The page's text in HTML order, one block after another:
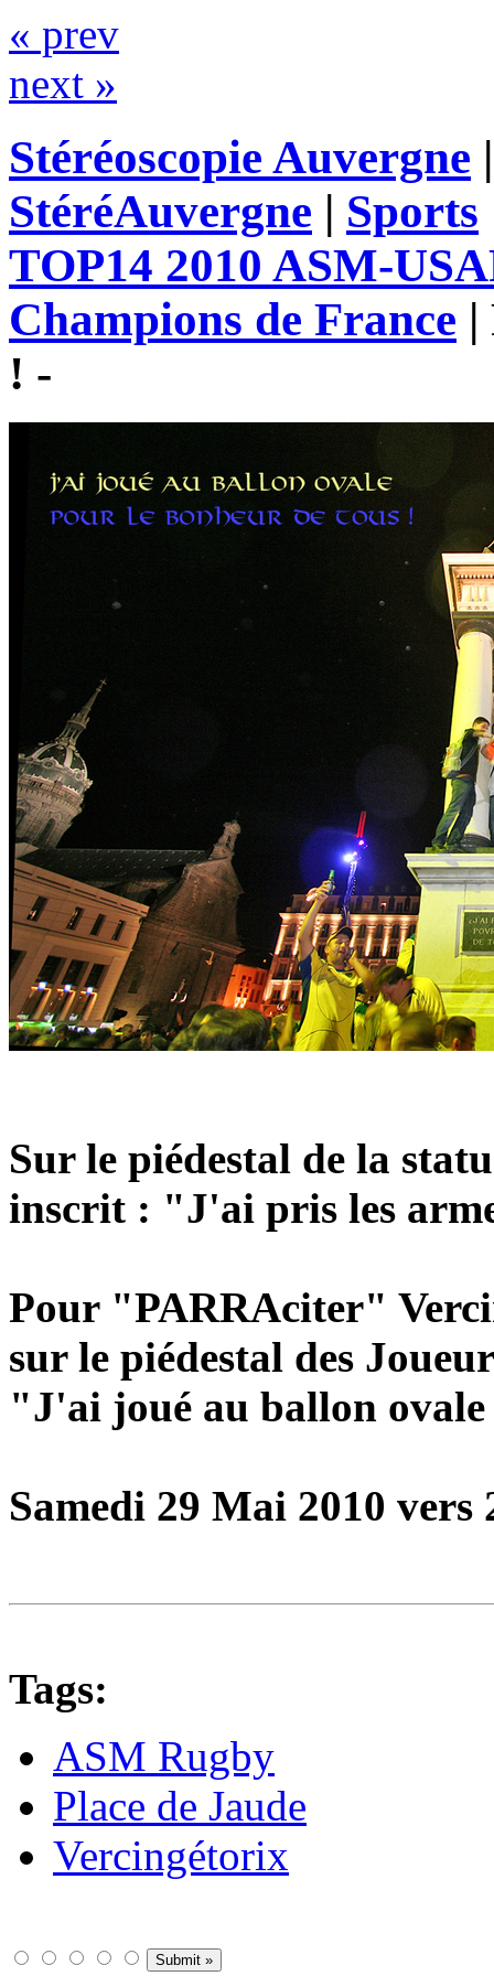
« prev
next »
Stéréoscopie Auvergne
StéréAuvergne | Sports
TOP14 2010 ASM-
Champions de France |
! -
Sur le piédestal de la
inscrit : "J'ai pris les
Pour "PARRAciter"
sur le piédestal des
"J'ai joué au ballon
Samedi 29 Mai 2010 vers
Tags:
ASM Rugby
Place de Jaude
Vercingétorix